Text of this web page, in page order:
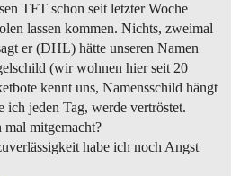
TFT schon seit letzter Woche
lassen kommen. Nichts, zweimal
er (DHL) hätte unseren Namen
(wir wohnen hier seit 20
kennt uns, Namensschild hängt
ich jeden Tag, werde vertröstet.
mal mitgemacht?
habe ich noch Angst